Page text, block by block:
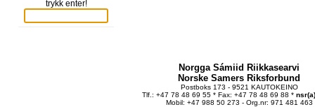
trykk enter!
Norgga Sámiid Riikkasearvi
Norske Samers Riksforbund
Postboks 173 - 9521 KAUTOKEINO
Tlf.: +47 78 48 69 55 * Fax: +47 78 48 69 88 *
Mobil: +47 988 50 273 - Org.nr: 971 481 463